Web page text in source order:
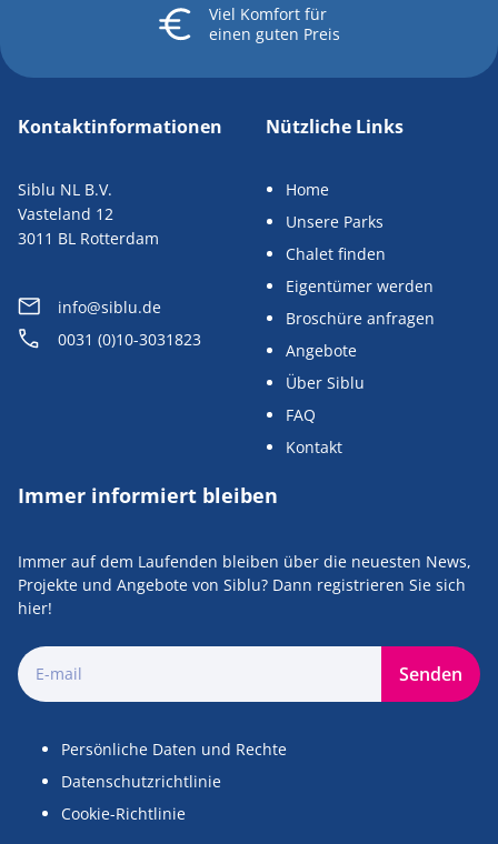
Viel Komfortfür
einen guten Preis
Kontaktinformationen
Siblu NL B.V.
Vasteland 12
3011 BL Rotterdam
info@siblu.de
0031 (0)10-3031823
Nützliche Links
Home
Unsere Parks
Chalet finden
Eigentümer werden
Broschüre anfragen
Angebote
Über Siblu
FAQ
Kontakt
Immer informiert bleiben
Immer auf dem Laufenden bleiben über die neuesten News,
Projekte und Angebote von Siblu? Dann registrieren Sie sich
hier!
Senden
Persönliche Daten und Rechte
Datenschutzrichtlinie
Cookie-Richtlinie